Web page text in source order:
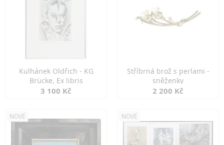
Kulhánek Oldřich - KG
Brücke, Ex libris
3 100 Kč
Stříbrná brož s perlami -
sněženky
2 200 Kč
NOVÉ NOVÉ